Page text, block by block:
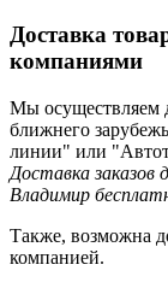
Доставка
компаниями
Мы осуществляем
ближнего
линии" или
Доставка заказов
Владимир
Также, возможна
компанией.